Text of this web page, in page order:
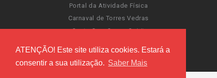
ATENÇÃO! Este site utiliza cookies. Estará a
consentir a sua utilização. Saber Mais
Portal da Atividade Física
Carnaval de Torres Vedras
Santa Cruz Ocean Spirit